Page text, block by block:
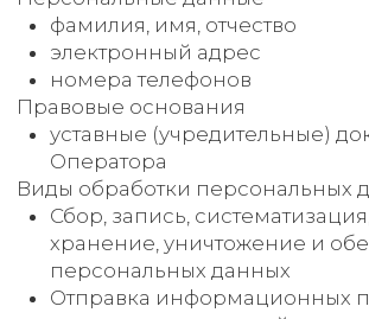
предоставления доступа), а также
на обработку или условия обработки (кроме
получения доступа) персональных данных,
разрешенных для распространения,
не действуют в случаях обработки
персональных данных в государственных,
общественных и иных публичных интересах,
определенных законодательством РФ.
8.7. Оператор при обработке персональных
данных обеспечивает конфиденциальность
персональных данных.
8.8. Оператор осуществляет хранение
персональных данных в форме, позволяющей
определить субъекта персональных данных,
не дольше, чем этого требуют цели обработки
персональных данных, если срок хранения